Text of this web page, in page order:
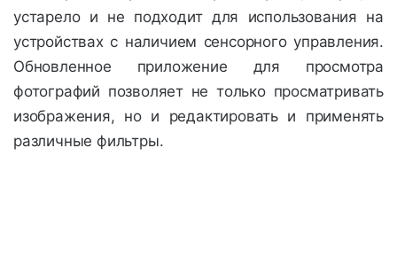
устарело и не подходит для использования на
устройствах с наличием сенсорного управления.
Обновленное приложение для просмотра
фотографий позволяет не только просматривать
изображения, но и редактировать и применять
различные фильтры.